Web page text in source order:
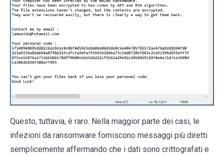
Questo, tuttavia, è raro. Nella maggior parte dei casi, le
infezioni da ransomware forniscono messaggi più diretti
semplicemente affermando che i dati sono crittografati e